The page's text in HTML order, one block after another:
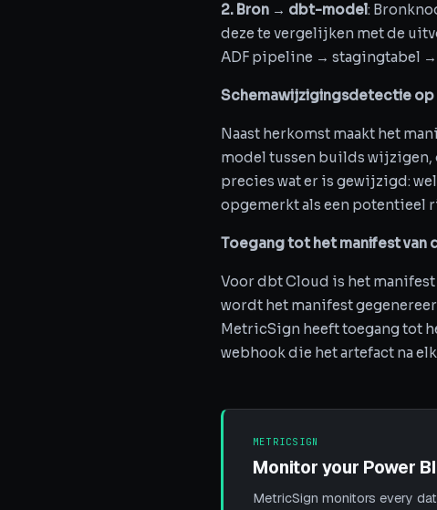
2. Bron → dbt-model:
deze te vergelijken met de
ADF pipeline → stagingtabel
Schemawijzigingsdetectie op
Naast herkomst maakt het
model tussen builds wijzigen,
precies wat er is gewijzigd:
opgemerkt als een potentieel
Toegang tot het manifest van
Voor dbt Cloud is het
wordt het manifest
MetricSign heeft toegang tot
webhook die het artefact na
METRICSIGN
Monitor your Power
MetricSign monitors every